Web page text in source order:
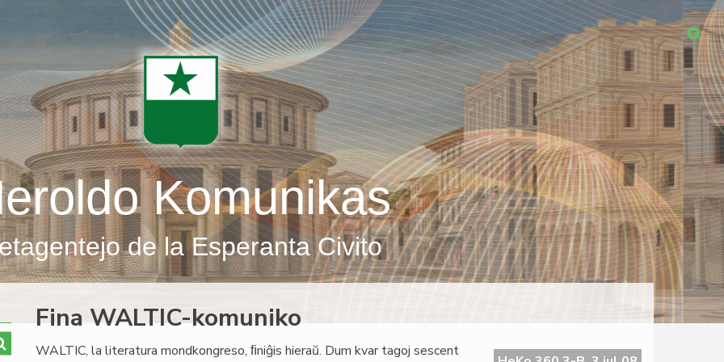
Komunikas
de la Esperanta Civito
Fina WALTIC-komuniko
WALTIC, la literatura mondkongreso, ﬁniĝis hieraŭ. Dum kvar tagoj sescent